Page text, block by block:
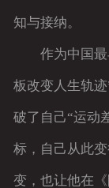
知与接纳。
作为中国最
板改变人生轨
破了自己“运动
标，自己从此
变，也让他在